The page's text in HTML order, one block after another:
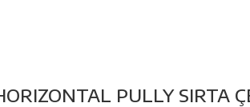
PULLY SIRTA